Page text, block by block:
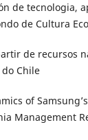
de tecnologia,
de Cultura
de recursos
Chile
of
Management